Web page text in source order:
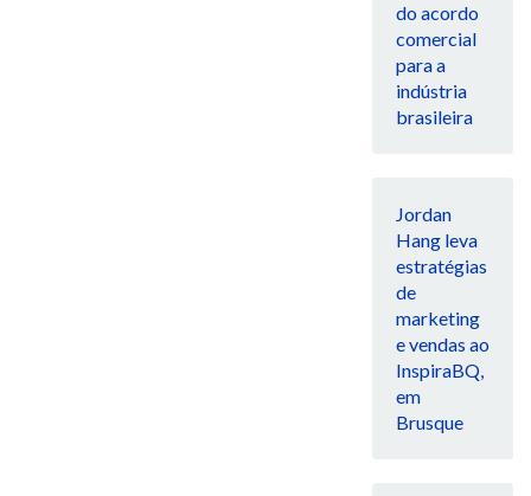
do acordo
comercial
para a
indústria
brasileira
Jordan
Hang leva
estratégias
de
marketing
e vendas ao
InspiraBQ,
em
Brusque